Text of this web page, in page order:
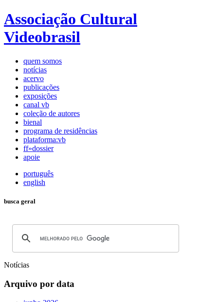
Associação Cultural
Videobrasil
quem somos
notícias
acervo
publicações
exposições
canal vb
coleção de autores
bienal
programa de residências
plataforma:vb
ff»dossier
apoie
português
english
busca geral
Notícias
Arquivo por data